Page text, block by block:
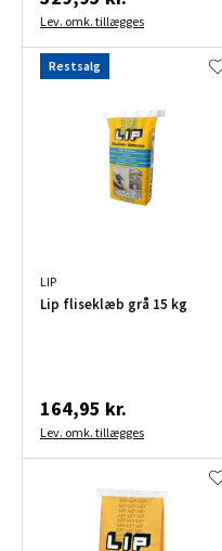
Lev. omk. tillægges
Restsalg
LIP
Lip fliseklæb grå 15 kg
164,95 kr.
Lev. omk. tillægges